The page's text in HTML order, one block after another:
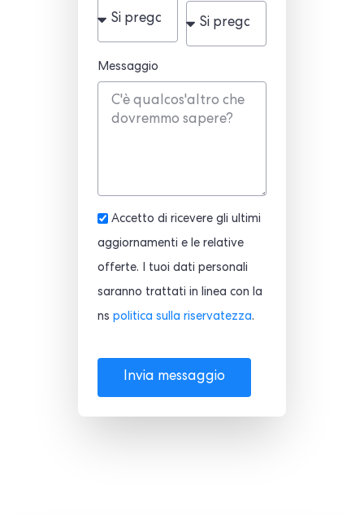
Messaggio
Accetto di ricevere gli ultimi
aggiornamenti e le relative
offerte. I tuoi dati personali
saranno trattati in linea con la
ns politica sulla riservatezza.
Invia messaggio